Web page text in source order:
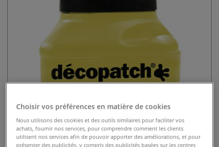
Choisir vos préférences en matière de cookies
Nous utilisons des cookies et des outils similaires pour faciliter vos
achats, fournir nos services, pour comprendre comment les clients
utilisent nos services afin de pouvoir apporter des améliorations, et pour
présenter des publicités, y compris des publicités basées sur les centres